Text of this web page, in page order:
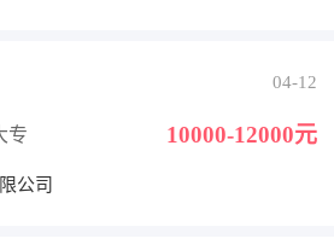
04-12
专 10000-12000元
公司